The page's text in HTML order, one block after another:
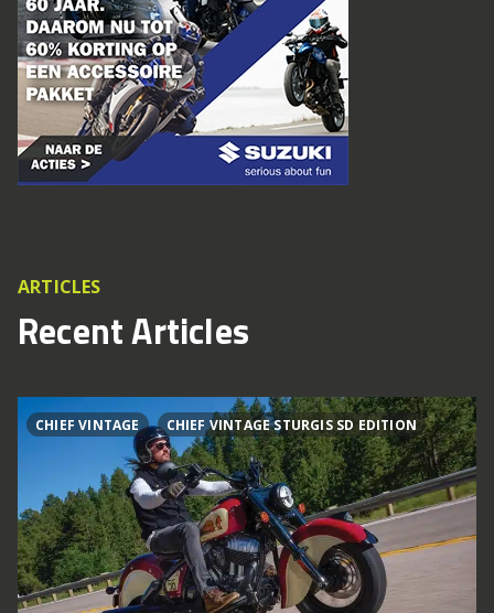
ARTICLES
Recent Articles
CHIEF VINTAGE CHIEF VINTAGE STURGIS SD EDITION